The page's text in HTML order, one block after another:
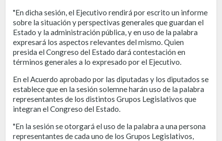
"En dicha sesión, el Ejecutivo rendirá por escrito un informe
sobre la situación y perspectivas generales que guardan el
Estado y la administración pública, y en uso de la palabra
expresará los aspectos relevantes del mismo. Quien
presida el Congreso del Estado dará contestación en
términos generales a lo expresado por el Ejecutivo.
En el Acuerdo aprobado por las diputadas y los diputados se
establece que en la sesión solemne harán uso de la palabra
representantes de los distintos Grupos Legislativos que
integran el Congreso del Estado.
"En la sesión se otorgará el uso de la palabra a una persona
representantes de cada uno de los Grupos Legislativos,